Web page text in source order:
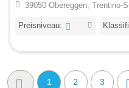
39050 Obereggen, Trentino-
Preisniveau:
1 2 3